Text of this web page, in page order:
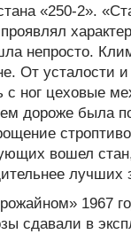
«250-2».
непросто.
От усталости
с ног цеховые
дороже была
вошел
лучших
1967
сдавали в